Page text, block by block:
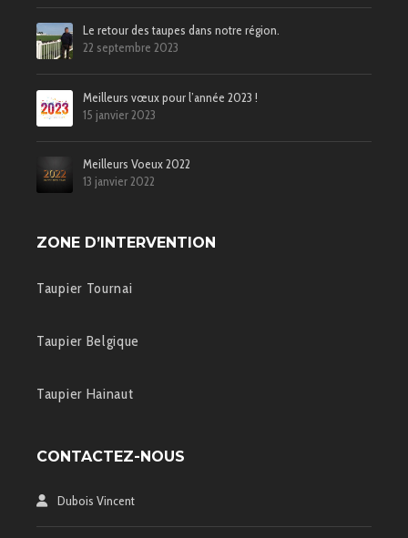
Le retour des taupes dans notre région.
22 septembre 2023
Meilleurs vœux pour l’année 2023 !
15 janvier 2023
Meilleurs Voeux 2022
13 janvier 2022
ZONE D’INTERVENTION
Taupier Tournai
Taupier Belgique
Taupier Hainaut
CONTACTEZ-NOUS
Dubois Vincent